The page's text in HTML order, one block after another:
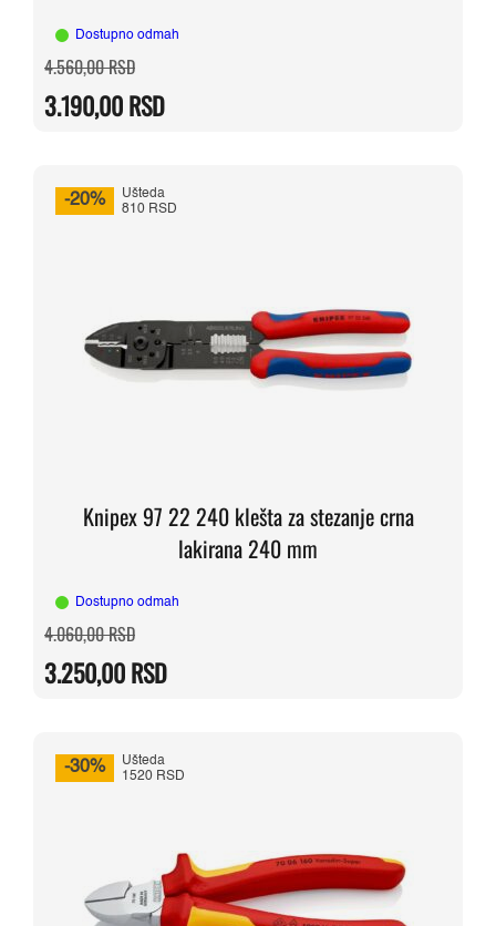
Dostupno odmah
4.560,00RSDOriginalna
cena
bila:
4.560,00 RSD.
3.190,00RSD
Trenutna
cena
3.190,00 RSD.
-20%
Ušteda
810 RSD
Knipex 97 22 240 klešta za stezanje crna
lakirana 240 mm
Dostupno odmah
4.060,00RSDOriginalna
cena
bila:
4.060,00 RSD.
3.250,00RSD
Trenutna
cena
3.250,00 RSD.
-30%
Ušteda
1520 RSD